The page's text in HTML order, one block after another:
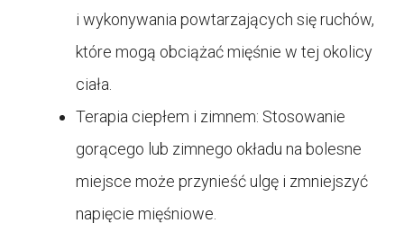
i wykonywania powtarzających się ruchów,
które mogą obciążać mięśnie w tej okolicy
ciała.
Terapia ciepłem i zimnem: Stosowanie
gorącego lub zimnego okładu na bolesne
miejsce może przynieść ulgę i zmniejszyć
napięcie mięśniowe.